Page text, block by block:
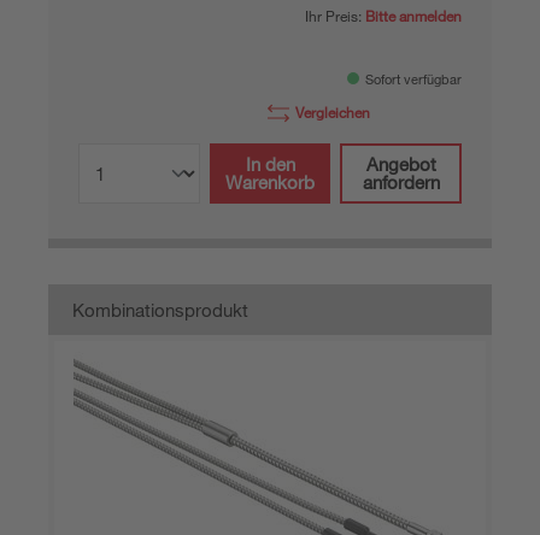
Ihr Preis: Bitte anmelden
Sofort verfügbar
Vergleichen
In den
Warenkorb
Angebot
anfordern
Kombinationsprodukt